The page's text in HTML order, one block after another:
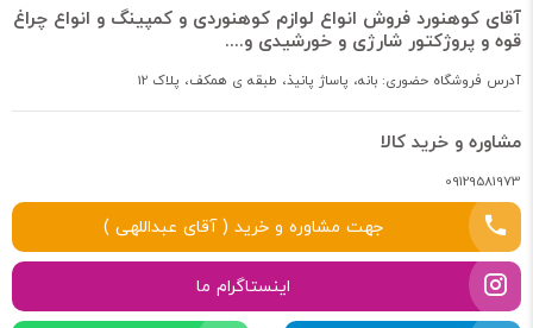
آقای کوهنورد فروش انواع لوازم کوهنوردی و کمپینگ و انواع چراغ
قوه و پروژکتور شارژی و خورشیدی و....
آدرس فروشگاه حضوری: بانه، پاساژ پانیذ، طبقه ی همکف، پلاک 12
مشاوره و خرید کالا
09129581973
جهت مشاوره و خرید ( آقای عبداللهی )
اینستاگرام ما